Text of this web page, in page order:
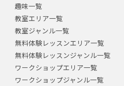
趣味一覧
教室エリア一覧
教室ジャンル一覧
無料体験レッスンエリア一覧
無料体験レッスンジャンル一覧
ワークショップエリア一覧
ワークショップジャンル一覧